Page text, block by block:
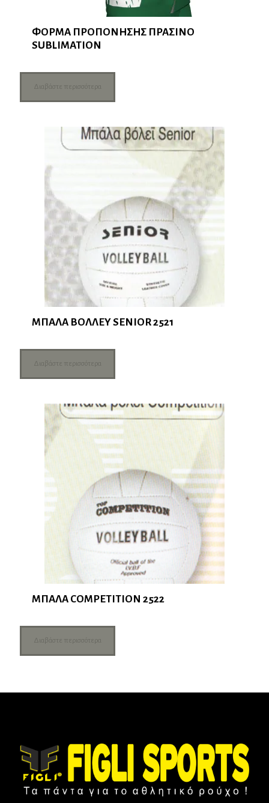
ΦΟΡΜΑ ΠΡΟΠΟΝΗΣΗΣ ΠΡΑΣΙΝΟ
SUBLIMATION
Διαβάστε περισσότερα
ΜΠΑΛΑ ΒΟΛΛΕΥ SENIOR 2521
Διαβάστε περισσότερα
ΜΠΑΛΑ COMPETITION 2522
Διαβάστε περισσότερα